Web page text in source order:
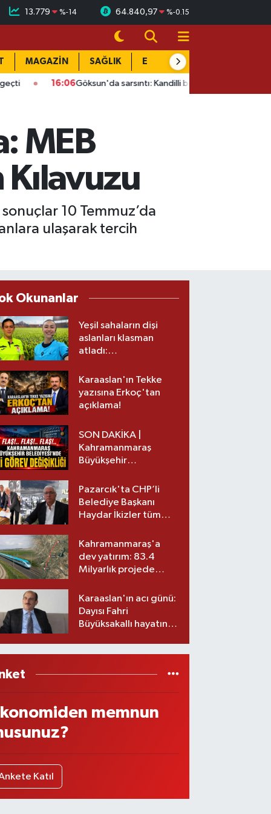
13.779 %-14 64.840,97 %-0.15
MAGAZİN SAĞLIK EĞİTİM
16:06 Göksun'da sarsıntı: Kandilli büyüklüğü açıkladı
MEB
Kılavuzu
10 Temmuz’da
ulaşarak tercih
Okunanlar
Yeşil sahaların dişi
aslanları klasman
atladı:
üst lige iki transfer!
Karaaslan'ın Tekke
yazısına Erkoç'tan
açıklama!
SON DAKİKA |
Kahramanmaraş
Büyükşehir
görev değişikliği!
Pazarcık'ta CHP’li
Belediye Başkanı
Haydar İkizler tüm
yeni partisi
Kahramanmaraş'a
dev yatırım: 83.4
Milyarlık projede
Karaaslan'ın acı günü:
Dayısı Fahri
Büyüksakallı hayatını
memnun
Katıl